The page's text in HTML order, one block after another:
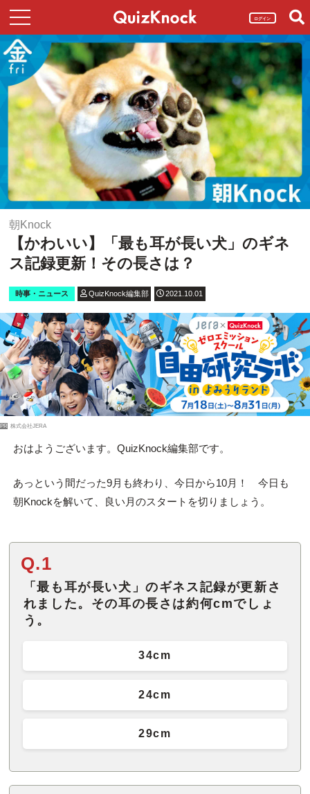
ログイン
朝Knock
【かわいい】「最も耳が長い犬」のギネ
ス記録更新！その長さは？
時事・ニュース QuizKnock編集部 2021.10.01
PR 株式会社JERA
おはようございます。QuizKnock編集部です。
あっという間だった9月も終わり、今日から10月！ 今日も
朝Knockを解いて、良い月のスタートを切りましょう。
Q.1
「最も耳が長い犬」のギネス記録が更新さ
れました。その耳の長さは約何cmでしょ
う。
34cm
24cm
29cm